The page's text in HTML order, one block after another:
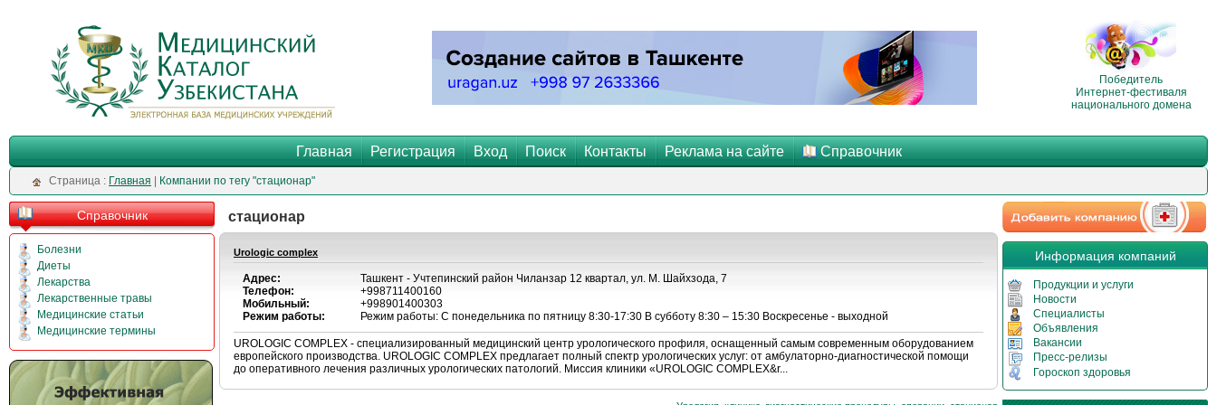
Победитель
Интернет-фестиваля
национального домена
Главная Регистрация Вход Поиск Контакты Реклама на сайте Справочник
Cтраница : Главная Компании по тегу "стационар"
Справочник
Болезни
Диеты
Лекарства
Лекарственные травы
Медицинские статьи
Медицинские термины
стационар
Urologic complex
Адрес:
Телефон:
Мобильный:
Режим работы:
Ташкент - Учтепинский район Чиланзар 12 квартал, ул. М. Шайхзода, 7
+998711400160
+998901400303
Режим работы: С понедельника по пятницу 8:30-17:30 В субботу 8:30 – 15:30 Воскресенье - выходной
UROLOGIC COMPLEX - специализированный медицинский центр урологического профиля, оснащенный самым современным оборудованием
европейского производства. UROLOGIC COMPLEX предлагает полный спектр урологических услуг: от амбулаторно-диагностической помощи
до оперативного лечения различных урологических патологий. Миссия клиники «UROLOGIC COMPLEX&r...
Информация компаний
Продукции и услуги
Новости
Специалисты
Объявления
Вакансии
Пресс-релизы
Гороскоп здоровья